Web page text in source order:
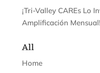
¡Tri-Valley CAREs Lo
Amplificación Mensual!
All
Home